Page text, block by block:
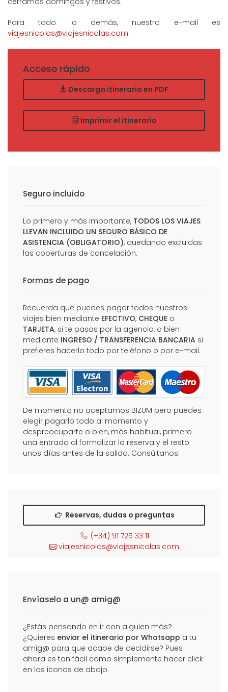
Para todo lo demás, nuestro e-mail es
viajesnicolas@viajesnicolas.com.
Acceso rápido
Descarga itinerario en PDF
Imprimir el itinerario
Seguro incluido
Lo primero y más importante, TODOS LOS VIAJES
LLEVAN INCLUIDO UN SEGURO BÁSICO DE
ASISTENCIA (OBLIGATORIO), quedando excluidas
las coberturas de cancelación.
Formas de pago
Recuerda que puedes pagar todos nuestros
viajes bien mediante EFECTIVO, CHEQUE o
TARJETA, si te pasas por la agencia, o bien
mediante INGRESO / TRANSFERENCIA BANCARIA si
prefieres hacerlo todo por teléfono o por e-mail.
De momento no aceptamos BIZUM pero puedes
elegir pagarlo todo al momento y
despreocuparte o bien, más habitual, primero
una entrada al formalizar la reserva y el resto
unos días antes de la salida. Consúltanos.
Reservas, dudas o preguntas
(+34) 91 725 33 11
viajesnicolas@viajesnicolas.com
Envíaselo a un@ amig@
¿Estás pensando en ir con alguien más?
¿Quieres enviar el itinerario por Whatsapp a tu
amig@ para que acabe de decidirse? Pues
ahora es tan fácil como simplemente hacer click
en los iconos de abajo.